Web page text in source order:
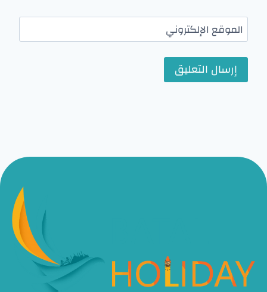
الموقع الإلكتروني